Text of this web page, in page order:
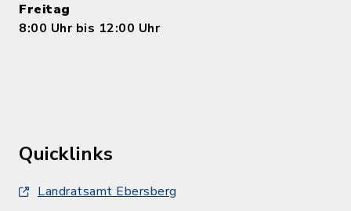
Freitag
8:00 Uhr bis 12:00 Uhr
Quicklinks
Landratsamt Ebersberg